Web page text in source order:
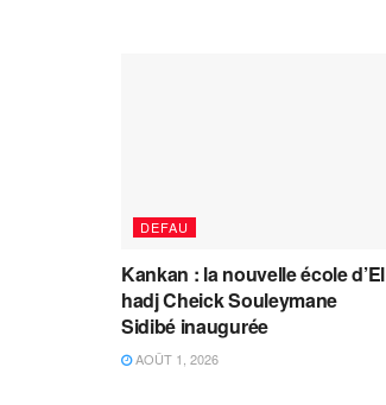
DEFAU
Kankan : la nouvelle école d’El
hadj Cheick Souleymane
Sidibé inaugurée
AOÛT 1, 2026